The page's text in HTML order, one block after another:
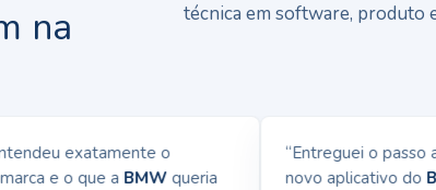
na
técnica em software, produto
exatamente o
e o que aBMWqueria
“Entreguei o passo a
novo aplicativo do